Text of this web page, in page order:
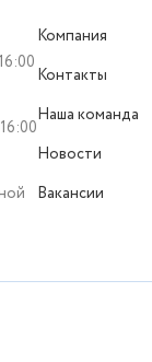
Компания
Контакты
Наша команда
Новости
Вакансии